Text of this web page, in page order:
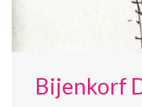
Bijenkorf